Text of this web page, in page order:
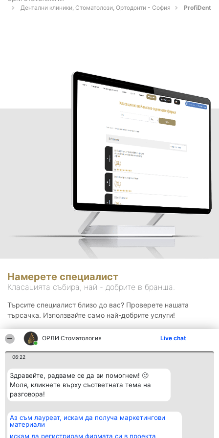
ОРЛИ Стоматология Live chat
06:22
Здравейте, радваме се да ви помогнем! 🙂
Моля, кликнете върху съответната тема на
разговора!
Аз съм лауреат, искам да получа маркетингови
материали
искам да регистрирам фирмата си в проекта
Дентални клиники, Стоматолози, Ортодонти - София
ProfiDent
Намерете специалист
Класацията събира, най - добрите в бранша.
Търсите специалист близо до вас? Проверете нашата
търсачка. Използвайте само най-добрите услуги!
Организатор на
класиране
Класация Контакти